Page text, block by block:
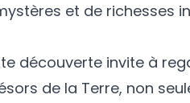
et de richesses
découverte invite à
de la Terre, non